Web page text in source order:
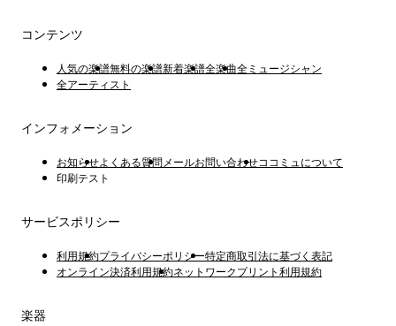
コンテンツ
人気の楽譜無料の楽譜新着楽譜全楽曲全ミュージシャン
全アーティスト
インフォメーション
お知らせよくある質問 メールお問い合わせココミュについて
印刷テスト
サービスポリシー
利用規約プライバシーポリシー特定商取引法に基づく表記
オンライン決済利用規約ネットワークプリント利用規約
楽器